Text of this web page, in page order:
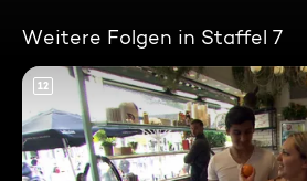
Weitere Folgen in Staffel 7
12